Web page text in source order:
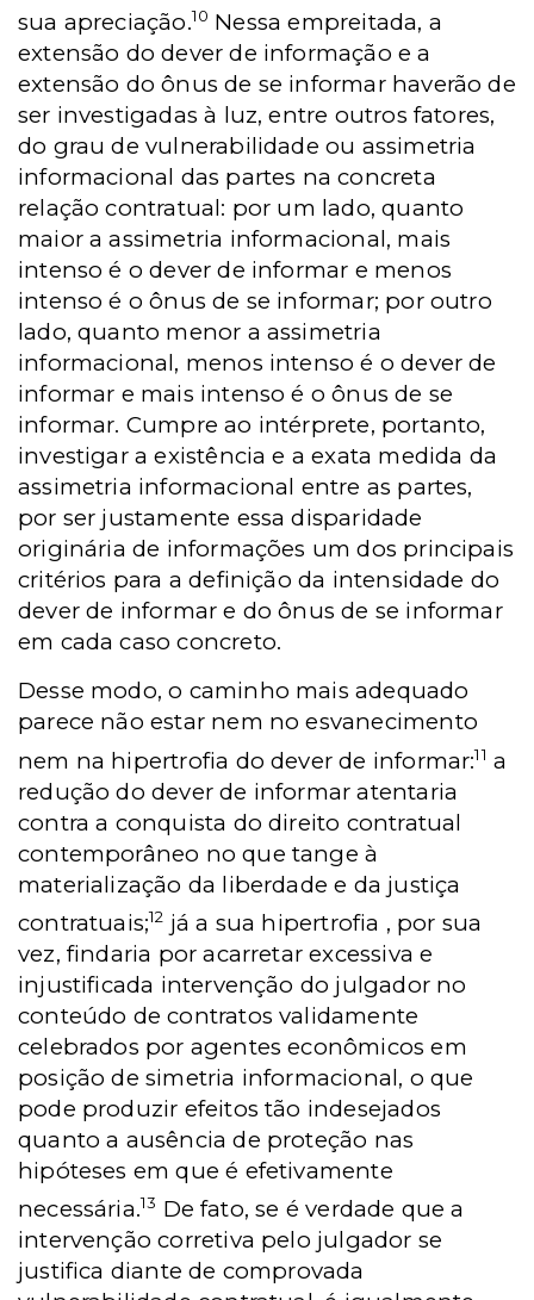
sua apreciação.10 Nessa empreitada, a
extensão do dever de informação e a
extensão do ônus de se informar haverão de
ser investigadas à luz, entre outros fatores,
do grau de vulnerabilidade ou assimetria
informacional das partes na concreta
relação contratual: por um lado, quanto
maior a assimetria informacional, mais
intenso é o dever de informar e menos
intenso é o ônus de se informar; por outro
lado, quanto menor a assimetria
informacional, menos intenso é o dever de
informar e mais intenso é o ônus de se
informar. Cumpre ao intérprete, portanto,
investigar a existência e a exata medida da
assimetria informacional entre as partes,
por ser justamente essa disparidade
originária de informações um dos principais
critérios para a definição da intensidade do
dever de informar e do ônus de se informar
em cada caso concreto.
Desse modo, o caminho mais adequado
parece não estar nem no esvanecimento
nem na hipertrofia do dever de informar:11 a
redução do dever de informar atentaria
contra a conquista do direito contratual
contemporâneo no que tange à
materialização da liberdade e da justiça
contratuais;12 já a sua hipertrofia , por sua
vez, findaria por acarretar excessiva e
injustificada intervenção do julgador no
conteúdo de contratos validamente
celebrados por agentes econômicos em
posição de simetria informacional, o que
pode produzir efeitos tão indesejados
quanto a ausência de proteção nas
hipóteses em que é efetivamente
necessária.13 De fato, se é verdade que a
intervenção corretiva pelo julgador se
justifica diante de comprovada